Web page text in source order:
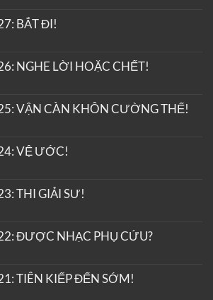
BẮT ĐI!
NGHE LỜI HOẶC CHẾT!
VẬN CÀN KHÔN CƯỜNG THẾ!
VỆ ƯỚC!
THI GIẢI SƯ!
ĐƯỢC NHẠC PHỤ CỨU?
TIÊN KIẾP ĐẾN SỚM!